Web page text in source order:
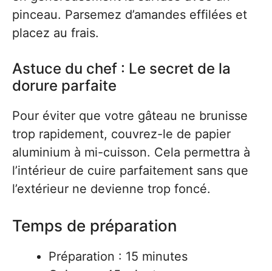
pinceau. Parsemez d’amandes effilées et
placez au frais.
Astuce du chef : Le secret de la
dorure parfaite
Pour éviter que votre gâteau ne brunisse
trop rapidement, couvrez-le de papier
aluminium à mi-cuisson. Cela permettra à
l’intérieur de cuire parfaitement sans que
l’extérieur ne devienne trop foncé.
Temps de préparation
Préparation : 15 minutes